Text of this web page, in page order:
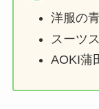
洋服の
スーツ
AOKI蒲